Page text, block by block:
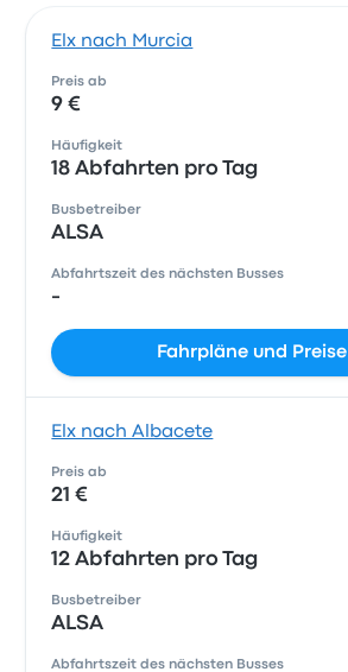
Elx nach Murcia
Preis ab
9 €
Häufigkeit
18 Abfahrten pro Tag
Busbetreiber
ALSA
Abfahrtszeit des nächsten Busses
-
Fahrpläne und Preise
Elx nach Albacete
Preis ab
21 €
Häufigkeit
12 Abfahrten pro Tag
Busbetreiber
ALSA
Abfahrtszeit des nächsten Busses